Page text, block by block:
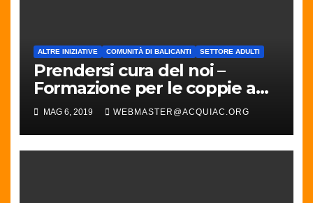
ALTRE INIZIATIVE COMUNITÀ DI BALICANTI SETTORE ADULTI
Prendersi cura del noi –
Formazione per le coppie a
Balicanti
MAG 6, 2019 WEBMASTER@ACQUIAC.ORG